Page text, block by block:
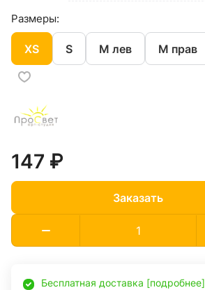
Размеры:
XS S M лев M прав
147 ₽
Заказать
Бесплатная доставка [подробнее]